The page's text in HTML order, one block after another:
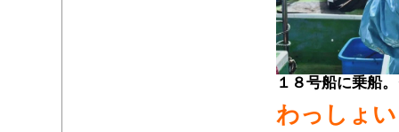
１８号船に乗船
わっしょ